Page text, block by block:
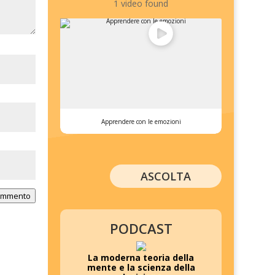
1 video found
Apprendere con le emozioni
ASCOLTA
PODCAST
La moderna teoria della
mente e la scienza della